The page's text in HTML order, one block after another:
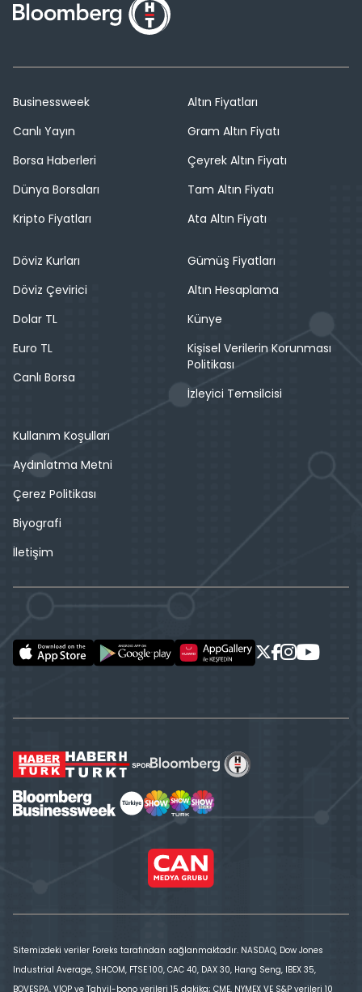
Businessweek
Canlı Yayın
Borsa Haberleri
Dünya Borsaları
Kripto Fiyatları
Altın Fiyatları
Gram Altın Fiyatı
Çeyrek Altın Fiyatı
Tam Altın Fiyatı
Ata Altın Fiyatı
Döviz Kurları
Döviz Çevirici
Dolar TL
Euro TL
Canlı Borsa
Gümüş Fiyatları
Altın Hesaplama
Künye
Kişisel Verilerin Korunması
Politikası
İzleyici Temsilcisi
Kullanım Koşulları
Aydınlatma Metni
Çerez Politikası
Biyografi
İletişim
Sitemizdeki veriler Foreks tarafından sağlanmaktadır. NASDAQ, Dow Jones
Industrial Average, SHCOM, FTSE 100, CAC 40, DAX 30, Hang Seng, IBEX 35,
BOVESPA, VİOP ve Tahvil-bono verileri 15 dakika; CME, NYMEX VE S&P verileri 10